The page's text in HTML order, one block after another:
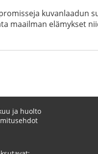
kuvanlaadun
maailman
ja huolto